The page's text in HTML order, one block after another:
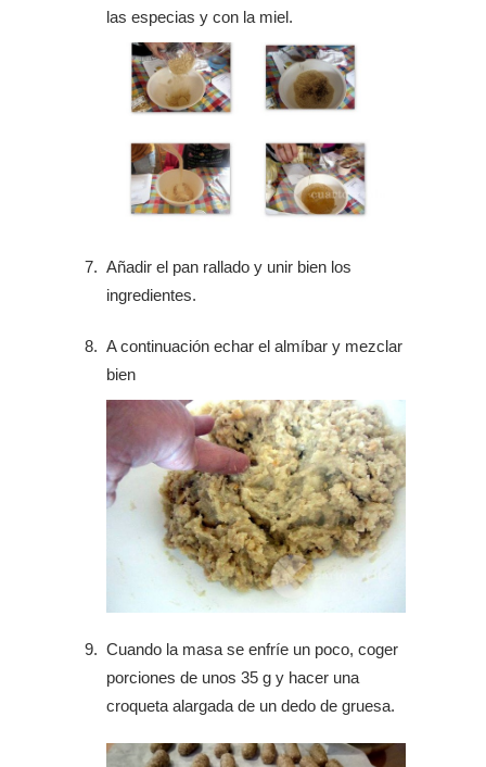
las especias y con la miel.
Añadir el pan rallado y unir bien los
ingredientes.
A continuación echar el almíbar y mezclar
bien
Cuando la masa se enfríe un poco, coger
porciones de unos 35 g y hacer una
croqueta alargada de un dedo de gruesa.